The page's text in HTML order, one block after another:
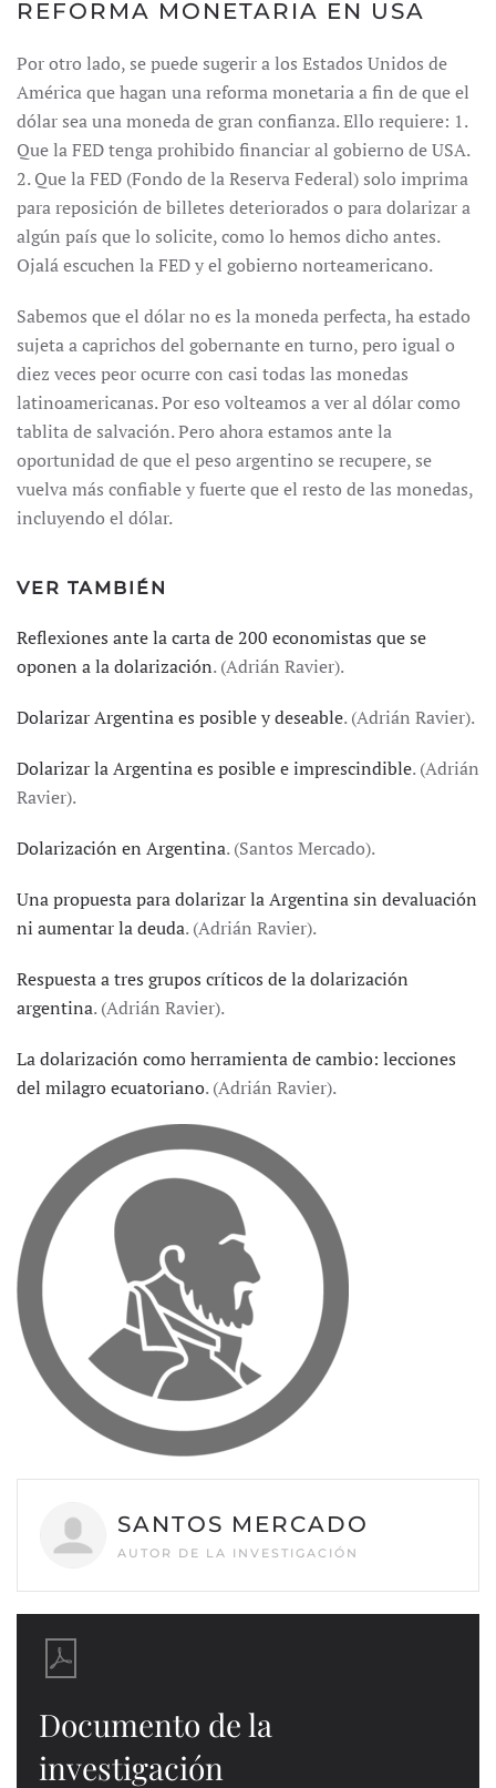
REFORMA MONETARIA EN USA
Por otro lado, se puede sugerir a los Estados Unidos de
América que hagan una reforma monetaria a fin de que el
dólar sea una moneda de gran confianza. Ello requiere: 1.
Que la FED tenga prohibido financiar al gobierno de USA.
2. Que la FED (Fondo de la Reserva Federal) solo imprima
para reposición de billetes deteriorados o para dolarizar a
algún país que lo solicite, como lo hemos dicho antes.
Ojalá escuchen la FED y el gobierno norteamericano.
Sabemos que el dólar no es la moneda perfecta, ha estado
sujeta a caprichos del gobernante en turno, pero igual o
diez veces peor ocurre con casi todas las monedas
latinoamericanas. Por eso volteamos a ver al dólar como
tablita de salvación. Pero ahora estamos ante la
oportunidad de que el peso argentino se recupere, se
vuelva más confiable y fuerte que el resto de las monedas,
incluyendo el dólar.
VER TAMBIÉN
Reflexiones ante la carta de 200 economistas que se
oponen a la dolarización. (Adrián Ravier).
Dolarizar Argentina es posible y deseable. (Adrián Ravier).
Dolarizar la Argentina es posible e imprescindible. (Adrián
Ravier).
Dolarización en Argentina. (Santos Mercado).
Una propuesta para dolarizar la Argentina sin devaluación
ni aumentar la deuda. (Adrián Ravier).
Respuesta a tres grupos críticos de la dolarización
argentina. (Adrián Ravier).
La dolarización como herramienta de cambio: lecciones
del milagro ecuatoriano. (Adrián Ravier).
SANTOS MERCADO
AUTOR DE LA INVESTIGACIÓN
Documento de la
investigación